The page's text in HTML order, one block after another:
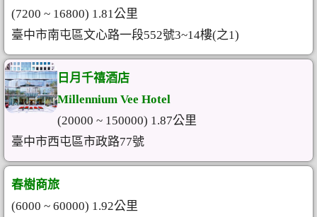
(7200 ~ 16800) 1.81公里
臺中市南屯區文心路一段552號3~14樓(之1)
日月千禧酒店
Millennium Vee Hotel
(20000 ~ 150000) 1.87公里
臺中市西屯區市政路77號
春樹商旅
(6000 ~ 60000) 1.92公里